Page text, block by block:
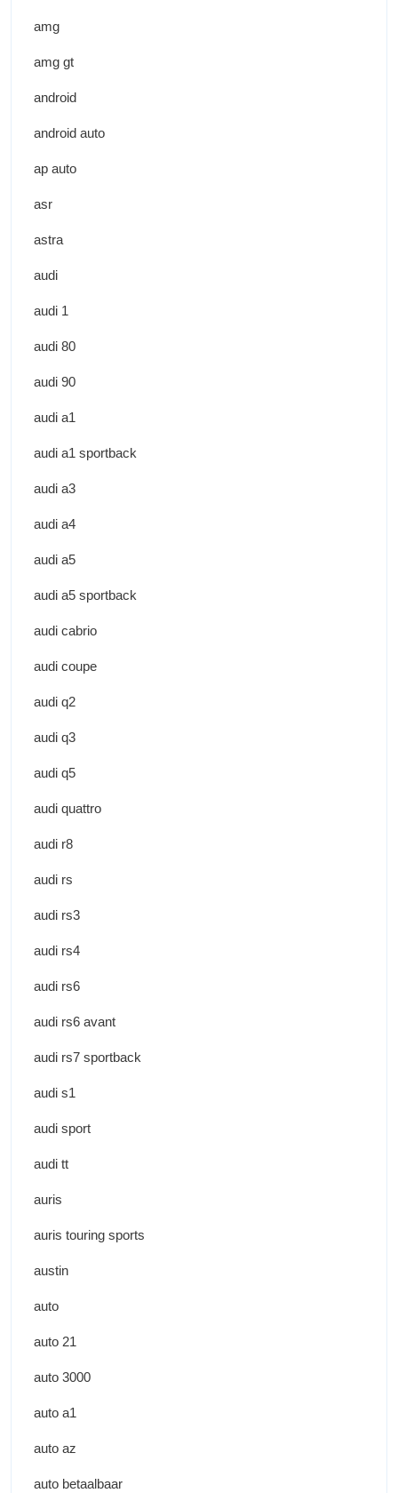
amg
amg gt
android
android auto
ap auto
asr
astra
audi
audi 1
audi 80
audi 90
audi a1
audi a1 sportback
audi a3
audi a4
audi a5
audi a5 sportback
audi cabrio
audi coupe
audi q2
audi q3
audi q5
audi quattro
audi r8
audi rs
audi rs3
audi rs4
audi rs6
audi rs6 avant
audi rs7 sportback
audi s1
audi sport
audi tt
auris
auris touring sports
austin
auto
auto 21
auto 3000
auto a1
auto az
auto betaalbaar